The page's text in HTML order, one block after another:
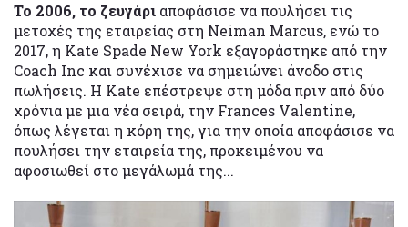
Το 2006, το ζευγάρι αποφάσισε να πουλήσει τις
μετοχές της εταιρείας στη Neiman Marcus, ενώ το
2017, η Kate Spade New York εξαγοράστηκε από την
Coach Inc και συνέχισε να σημειώνει άνοδο στις
πωλήσεις. Η Kate επέστρεψε στη μόδα πριν από δύο
χρόνια με μια νέα σειρά, την Frances Valentine,
όπως λέγεται η κόρη της, για την οποία αποφάσισε να
πουλήσει την εταιρεία της, προκειμένου να
αφοσιωθεί στο μεγάλωμά της...